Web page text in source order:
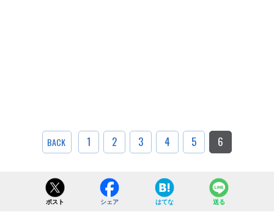
BACK 1 2 3 4 5 6
ポスト シェア はてな 送る